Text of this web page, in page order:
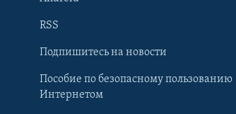
Learning English
RSS
Подпишитесь на новости
Пособие по безопасному пользованию
Интернетом